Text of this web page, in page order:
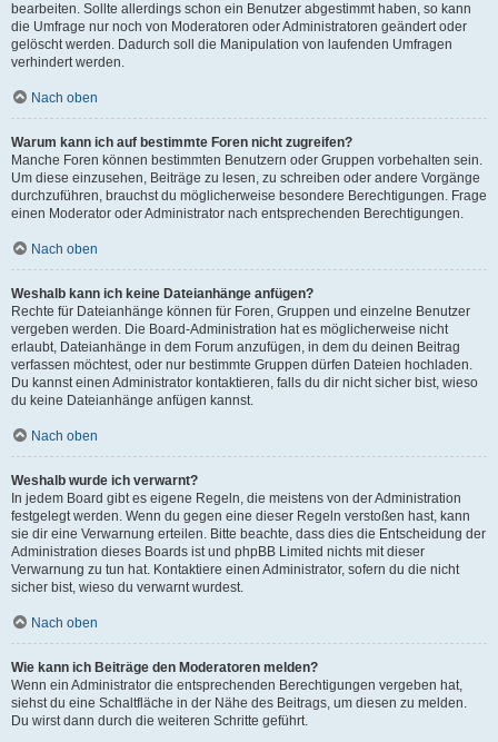
bearbeiten. Sollte allerdings schon ein Benutzer abgestimmt haben, so kann
die Umfrage nur noch von Moderatoren oder Administratoren geändert oder
gelöscht werden. Dadurch soll die Manipulation von laufenden Umfragen
verhindert werden.
Nach oben
Warum kann ich auf bestimmte Foren nicht zugreifen?
Manche Foren können bestimmten Benutzern oder Gruppen vorbehalten sein.
Um diese einzusehen, Beiträge zu lesen, zu schreiben oder andere Vorgänge
durchzuführen, brauchst du möglicherweise besondere Berechtigungen. Frage
einen Moderator oder Administrator nach entsprechenden Berechtigungen.
Nach oben
Weshalb kann ich keine Dateianhänge anfügen?
Rechte für Dateianhänge können für Foren, Gruppen und einzelne Benutzer
vergeben werden. Die Board-Administration hat es möglicherweise nicht
erlaubt, Dateianhänge in dem Forum anzufügen, in dem du deinen Beitrag
verfassen möchtest, oder nur bestimmte Gruppen dürfen Dateien hochladen.
Du kannst einen Administrator kontaktieren, falls du dir nicht sicher bist, wieso
du keine Dateianhänge anfügen kannst.
Nach oben
Weshalb wurde ich verwarnt?
In jedem Board gibt es eigene Regeln, die meistens von der Administration
festgelegt werden. Wenn du gegen eine dieser Regeln verstoßen hast, kann
sie dir eine Verwarnung erteilen. Bitte beachte, dass dies die Entscheidung der
Administration dieses Boards ist und phpBB Limited nichts mit dieser
Verwarnung zu tun hat. Kontaktiere einen Administrator, sofern du die nicht
sicher bist, wieso du verwarnt wurdest.
Nach oben
Wie kann ich Beiträge den Moderatoren melden?
Wenn ein Administrator die entsprechenden Berechtigungen vergeben hat,
siehst du eine Schaltfläche in der Nähe des Beitrags, um diesen zu melden.
Du wirst dann durch die weiteren Schritte geführt.